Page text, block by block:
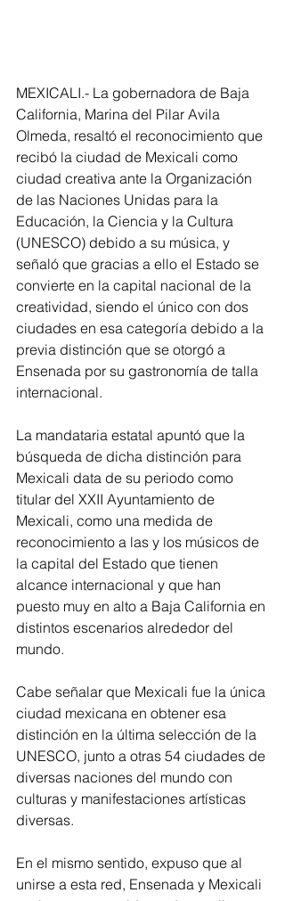
MEXICALI.- La gobernadora de Baja
California, Marina del Pilar Avila
Olmeda, resaltó el reconocimiento que
recibó la ciudad de Mexicali como
ciudad creativa ante la Organización
de las Naciones Unidas para la
Educación, la Ciencia y la Cultura
(UNESCO) debido a su música, y
señaló que gracias a ello el Estado se
convierte en la capital nacional de la
creatividad, siendo el único con dos
ciudades en esa categoría debido a la
previa distinción que se otorgó a
Ensenada por su gastronomía de talla
internacional.
La mandataria estatal apuntó que la
búsqueda de dicha distinción para
Mexicali data de su periodo como
titular del XXII Ayuntamiento de
Mexicali, como una medida de
reconocimiento a las y los músicos de
la capital del Estado que tienen
alcance internacional y que han
puesto muy en alto a Baja California en
distintos escenarios alrededor del
mundo.
Cabe señalar que Mexicali fue la única
ciudad mexicana en obtener esa
distinción en la última selección de la
UNESCO, junto a otras 54 ciudades de
diversas naciones del mundo con
culturas y manifestaciones artísticas
diversas.
En el mismo sentido, expuso que al
unirse a esta red, Ensenada y Mexicali